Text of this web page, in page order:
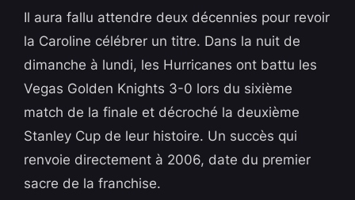
Il aura fallu attendre deux décennies pour revoir
la Caroline célébrer un titre. Dans la nuit de
dimanche à lundi, les Hurricanes ont battu les
Vegas Golden Knights 3-0 lors du sixième
match de la finale et décroché la deuxième
Stanley Cup de leur histoire. Un succès qui
renvoie directement à 2006, date du premier
sacre de la franchise.